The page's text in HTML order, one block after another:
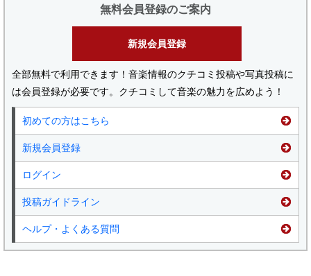
無料会員登録のご案内
新規会員登録
全部無料で利用できます！音楽情報のクチコミ投稿や写真投稿に
は会員登録が必要です。クチコミして音楽の魅力を広めよう！
初めての方はこちら
新規会員登録
ログイン
投稿ガイドライン
ヘルプ・よくある質問